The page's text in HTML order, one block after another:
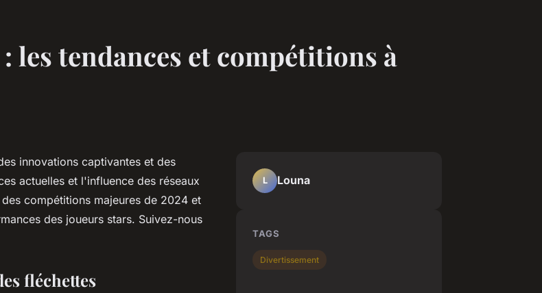
les tendances et compétitions à
innovations captivantes et des
actuelles et l'influence des réseaux
compétitions majeures de 2024 et
des joueurs stars. Suivez-nous
fléchettes
L Louna
TAGS
Divertissement